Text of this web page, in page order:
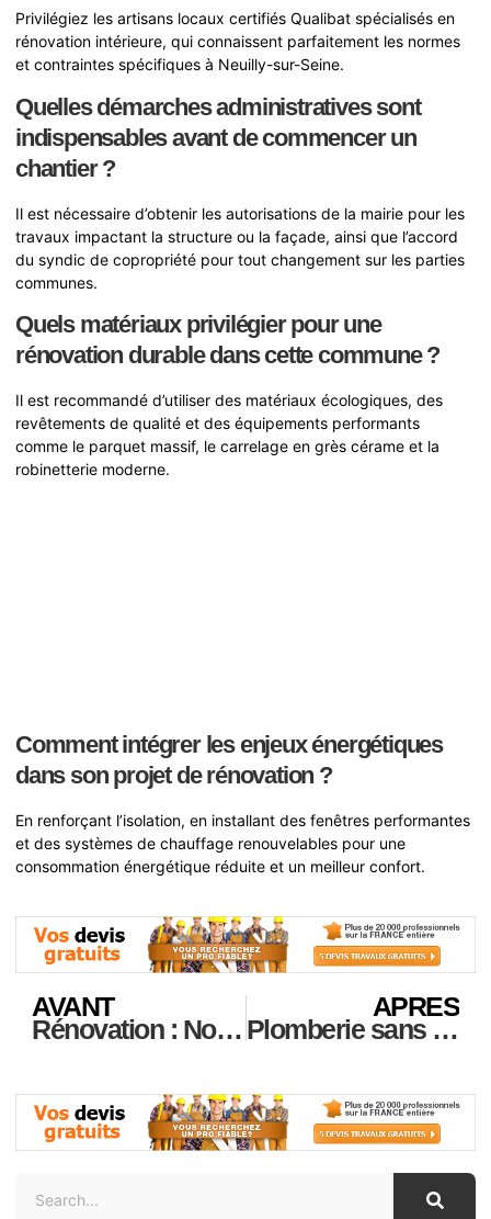
Privilégiez les artisans locaux certifiés Qualibat spécialisés en
rénovation intérieure, qui connaissent parfaitement les normes
et contraintes spécifiques à Neuilly-sur-Seine.
Quelles démarches administratives sont
indispensables avant de commencer un
chantier ?
Il est nécessaire d’obtenir les autorisations de la mairie pour les
travaux impactant la structure ou la façade, ainsi que l’accord
du syndic de copropriété pour tout changement sur les parties
communes.
Quels matériaux privilégier pour une
rénovation durable dans cette commune ?
Il est recommandé d’utiliser des matériaux écologiques, des
revêtements de qualité et des équipements performants
comme le parquet massif, le carrelage en grès cérame et la
robinetterie moderne.
Comment intégrer les enjeux énergétiques
dans son projet de rénovation ?
En renforçant l’isolation, en installant des fenêtres performantes
et des systèmes de chauffage renouvelables pour une
consommation énergétique réduite et un meilleur confort.
AVANT
Rénovation : Nos conseils clés pour sélectionner l’entreprise idéale pour vos travaux
APRES
Plomberie sans stress : conseils pratiques pour prévenir les pannes et éviter les interventions d’urgence